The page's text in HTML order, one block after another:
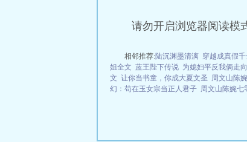
请勿开启浏览器阅读模
相邻推荐:陆沉渊墨清漓 穿越成真假
姐全文 蓝王陛下传说 为媳妇平反我俩走
文 让你当书童，你成大夏文圣 周文山陈
幻：苟在玉女宗当正人君子 周文山陈婉七